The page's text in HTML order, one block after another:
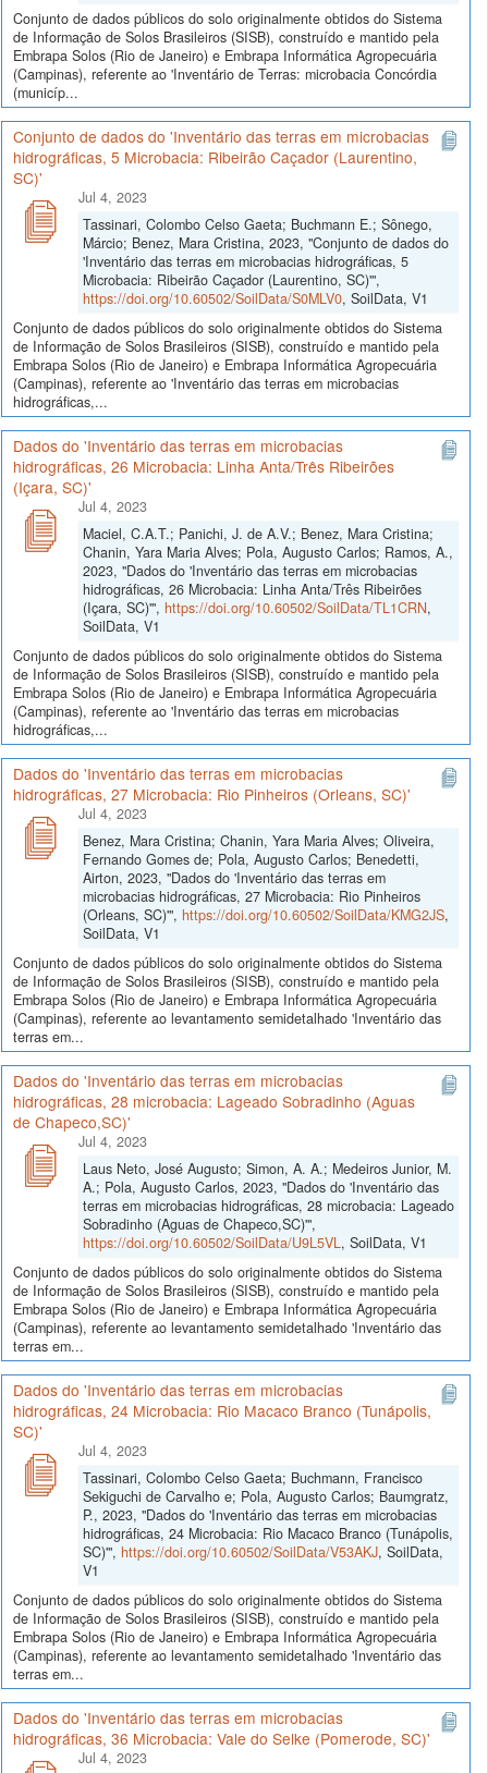
Conjunto de dados públicos do solo originalmente obtidos do Sistema
de Informação de Solos Brasileiros (SISB), construído e mantido pela
Embrapa Solos (Rio de Janeiro) e Embrapa Informática Agropecuária
(Campinas), referente ao 'Inventário de Terras: microbacia Concórdia
(municíp...
Conjunto de dados do 'Inventário das terras em microbacias
hidrográficas, 5 Microbacia: Ribeirão Caçador (Laurentino,
SC)'
Jul 4, 2023
Tassinari, Colombo Celso Gaeta; Buchmann E.; Sônego,
Márcio; Benez, Mara Cristina, 2023, "Conjunto de dados do
'Inventário das terras em microbacias hidrográficas, 5
Microbacia: Ribeirão Caçador (Laurentino, SC)'",
https://doi.org/10.60502/SoilData/S0MLV0, SoilData, V1
Conjunto de dados públicos do solo originalmente obtidos do Sistema
de Informação de Solos Brasileiros (SISB), construído e mantido pela
Embrapa Solos (Rio de Janeiro) e Embrapa Informática Agropecuária
(Campinas), referente ao 'Inventário das terras em microbacias
hidrográficas,...
Dados do 'Inventário das terras em microbacias
hidrográficas, 26 Microbacia: Linha Anta/Três Ribeirões
(Içara, SC)'
Jul 4, 2023
Maciel, C.A.T.; Panichi, J. de A.V.; Benez, Mara Cristina;
Chanin, Yara Maria Alves; Pola, Augusto Carlos; Ramos, A.,
2023, "Dados do 'Inventário das terras em microbacias
hidrográficas, 26 Microbacia: Linha Anta/Três Ribeirões
(Içara, SC)'", https://doi.org/10.60502/SoilData/TL1CRN,
SoilData, V1
Conjunto de dados públicos do solo originalmente obtidos do Sistema
de Informação de Solos Brasileiros (SISB), construído e mantido pela
Embrapa Solos (Rio de Janeiro) e Embrapa Informática Agropecuária
(Campinas), referente ao 'Inventário das terras em microbacias
hidrográficas,...
Dados do 'Inventário das terras em microbacias
hidrográficas, 27 Microbacia: Rio Pinheiros (Orleans, SC)'
Jul 4, 2023
Benez, Mara Cristina; Chanin, Yara Maria Alves; Oliveira,
Fernando Gomes de; Pola, Augusto Carlos; Benedetti,
Airton, 2023, "Dados do 'Inventário das terras em
microbacias hidrográficas, 27 Microbacia: Rio Pinheiros
(Orleans, SC)'", https://doi.org/10.60502/SoilData/KMG2JS,
SoilData, V1
Conjunto de dados públicos do solo originalmente obtidos do Sistema
de Informação de Solos Brasileiros (SISB), construído e mantido pela
Embrapa Solos (Rio de Janeiro) e Embrapa Informática Agropecuária
(Campinas), referente ao levantamento semidetalhado 'Inventário das
terras em...
Dados do 'Inventário das terras em microbacias
hidrográficas, 28 microbacia: Lageado Sobradinho (Aguas
de Chapeco,SC)'
Jul 4, 2023
Laus Neto, José Augusto; Simon, A. A.; Medeiros Junior, M.
A.; Pola, Augusto Carlos, 2023, "Dados do 'Inventário das
terras em microbacias hidrográficas, 28 microbacia: Lageado
Sobradinho (Aguas de Chapeco,SC)'",
https://doi.org/10.60502/SoilData/U9L5VL, SoilData, V1
Conjunto de dados públicos do solo originalmente obtidos do Sistema
de Informação de Solos Brasileiros (SISB), construído e mantido pela
Embrapa Solos (Rio de Janeiro) e Embrapa Informática Agropecuária
(Campinas), referente ao levantamento semidetalhado 'Inventário das
terras em...
Dados do 'Inventário das terras em microbacias
hidrográficas, 24 Microbacia: Rio Macaco Branco (Tunápolis,
SC)'
Jul 4, 2023
Tassinari, Colombo Celso Gaeta; Buchmann, Francisco
Sekiguchi de Carvalho e; Pola, Augusto Carlos; Baumgratz,
P., 2023, "Dados do 'Inventário das terras em microbacias
hidrográficas, 24 Microbacia: Rio Macaco Branco (Tunápolis,
SC)'", https://doi.org/10.60502/SoilData/V53AKJ, SoilData,
V1
Conjunto de dados públicos do solo originalmente obtidos do Sistema
de Informação de Solos Brasileiros (SISB), construído e mantido pela
Embrapa Solos (Rio de Janeiro) e Embrapa Informática Agropecuária
(Campinas), referente ao levantamento semidetalhado 'Inventário das
terras em...
Dados do 'Inventário das terras em microbacias
hidrográficas, 36 Microbacia: Vale do Selke (Pomerode, SC)'
Jul 4, 2023